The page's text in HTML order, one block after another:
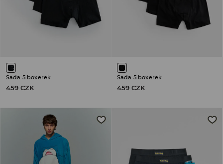
Sada 5 boxerek
459 CZK
Sada 5 boxerek
459 CZK